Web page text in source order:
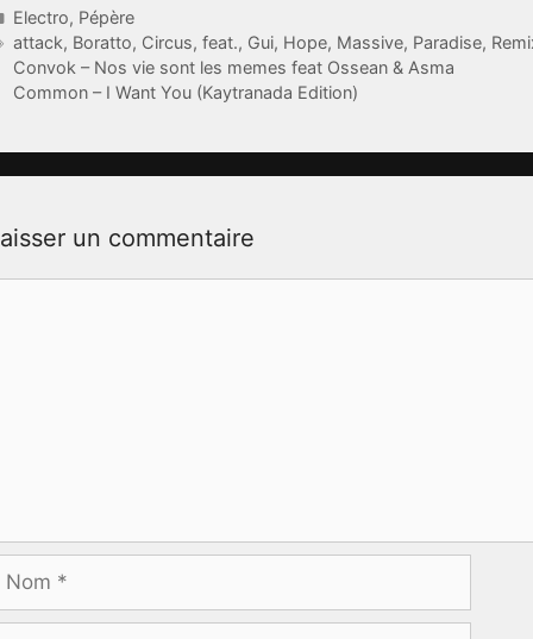
Catégories
Electro, Pépère
Étiquettes
attack, Boratto, Circus, feat., Gui, Hope, Massive, Paradise,
Convok – Nos vie sont les memes feat Ossean & Asma
Common – I Want You (Kaytranada Edition)
un commentaire